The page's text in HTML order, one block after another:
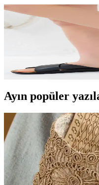
Native American
Önemi: Geleneksel ve
Native American sanatı,
harmanlayarak kültürel
önemli bir yer tutuyor.
Ayın popüler